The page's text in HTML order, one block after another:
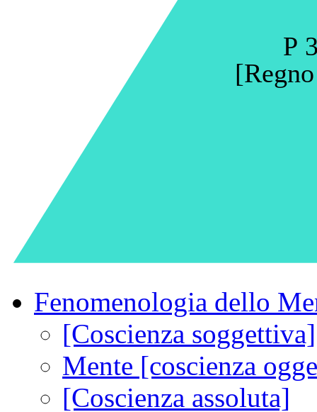
P
Fenomenologia dello
[Coscienza soggettiva]
Mente [coscienza
[Coscienza assoluta]